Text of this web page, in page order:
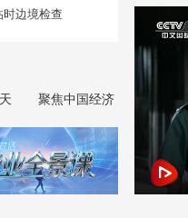
边境检查
聚焦中国经济